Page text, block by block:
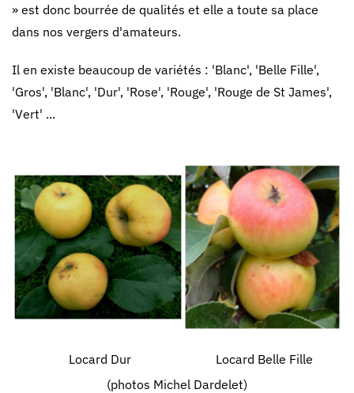
» est donc bourrée de qualités et elle a toute sa place
dans nos vergers d'amateurs.
Il en existe beaucoup de variétés : 'Blanc', 'Belle Fille',
'Gros', 'Blanc', 'Dur', 'Rose', 'Rouge', 'Rouge de St James',
'Vert' ...
Locard Dur
Locard Belle Fille
(photos Michel Dardelet)